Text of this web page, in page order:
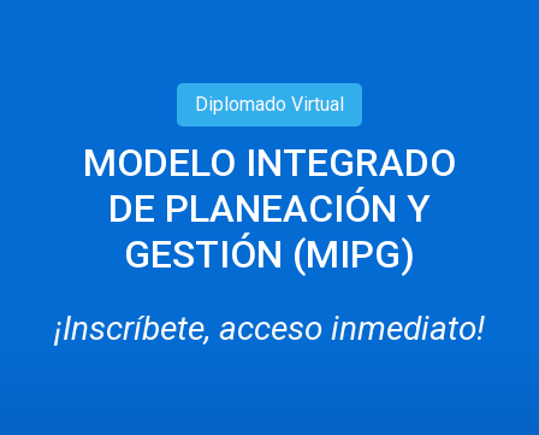
Diplomado Virtual
MODELO INTEGRADO
DE PLANEACIÓN Y
GESTIÓN (MIPG)
¡Inscríbete, acceso inmediato!